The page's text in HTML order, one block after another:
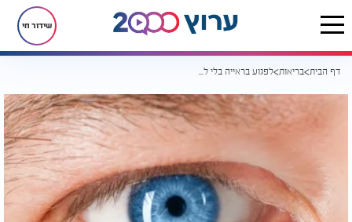
שידור חי
דף הבית בריאות לפגוע בראייה בלי לשים לב: ההרגל היומיומי שרופאי העיניים מזהירים מפניו